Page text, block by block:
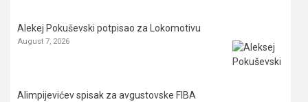
Alekej Pokuševski potpisao za Lokomotivu
August 7, 2026
Alimpijevićev spisak za avgustovske FIBA